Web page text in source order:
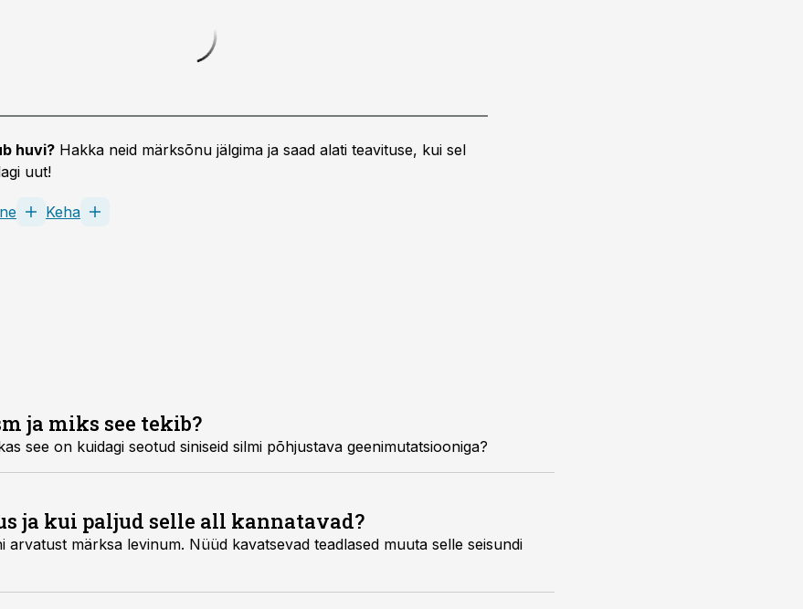
huvi? Hakka neid märksõnu jälgima ja saad alati teavituse, kui sel
uut!
Keha
ja miks see tekib?
see on kuidagi seotud siniseid silmi põhjustava geenimutatsiooniga?
ja kui paljud selle all kannatavad?
arvatust märksa levinum. Nüüd kavatsevad teadlased muuta selle seisundi